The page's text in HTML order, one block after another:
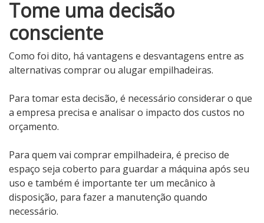
Tome uma decisão
consciente
Como foi dito, há vantagens e desvantagens entre as
alternativas comprar ou alugar empilhadeiras.
Para tomar esta decisão, é necessário considerar o que
a empresa precisa e analisar o impacto dos custos no
orçamento.
Para quem vai comprar empilhadeira, é preciso de
espaço seja coberto para guardar a máquina após seu
uso e também é importante ter um mecânico à
disposição, para fazer a manutenção quando
necessário.